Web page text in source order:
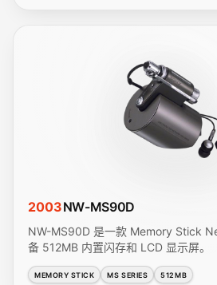
2003NW-MS90D
NW-MS90D 是一款 Memory Stick
备 512MB 内置闪存和 LCD 显示屏。
MEMORY STICK MS SERIES 512MB